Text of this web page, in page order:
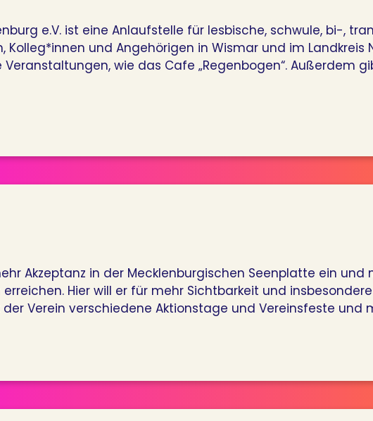
e.V. ist eine Anlaufstelle für lesbische, schwule, bi-,
Kolleg*innen und Angehörigen in Wismar und im
wie das Cafe „Regenbogen“. Außerdem
Akzeptanz in der Mecklenburgischen Seenplatte ein
Hier will er für mehr Sichtbarkeit und
Verein verschiedene Aktionstage und Vereinsfeste und